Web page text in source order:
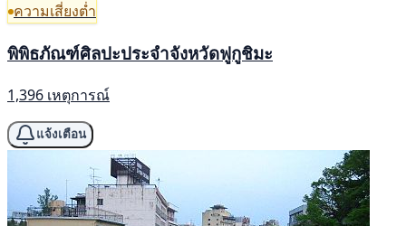
ความเสี่ยงต่ำ
พิพิธภัณฑ์ศิลปะประจำจังหวัดฟูกูชิมะ
1,396 เหตุการณ์
แจ้งเตือน